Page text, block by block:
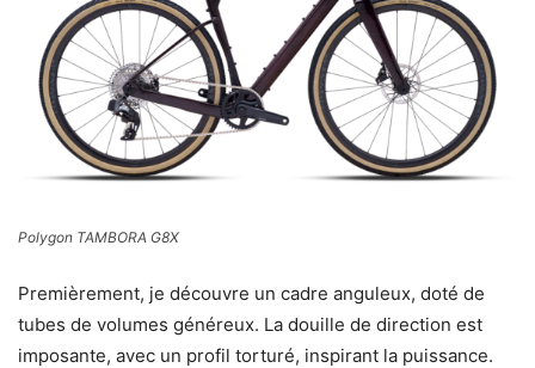
Polygon TAMBORA G8X
Premièrement, je découvre un cadre anguleux, doté de
tubes de volumes généreux. La douille de direction est
imposante, avec un profil torturé, inspirant la puissance.